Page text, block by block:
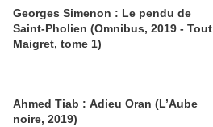
Georges Simenon : Le pendu de
Saint-Pholien (Omnibus, 2019 - Tout
Maigret, tome 1)
Ahmed Tiab : Adieu Oran (L’Aube
noire, 2019)